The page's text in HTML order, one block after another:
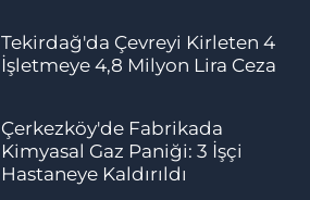
Tekirdağ'da Çevreyi Kirleten 4
İşletmeye 4,8 Milyon Lira Ceza
Çerkezköy'de Fabrikada
Kimyasal Gaz Paniği: 3 İşçi
Hastaneye Kaldırıldı